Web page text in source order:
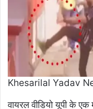
Khesarilal Yadav
वायरल वीडियो यूपी के एक